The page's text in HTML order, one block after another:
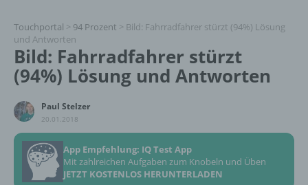
Touchportal > 94 Prozent > Bild: Fahrradfahrer stürzt (94%) Lösung
und Antworten
Bild: Fahrradfahrer stürzt
(94%) Lösung und Antworten
Paul Stelzer
20.01.2018
App Empfehlung: IQ Test App
Mit zahlreichen Aufgaben zum Knobeln und Üben
JETZT KOSTENLOS HERUNTERLADEN